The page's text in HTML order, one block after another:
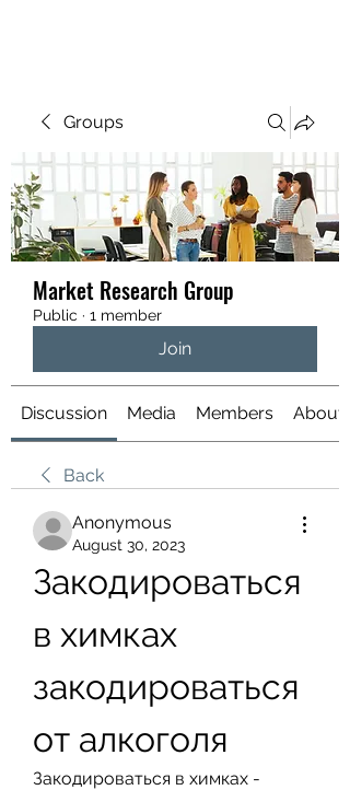
Groups
Market Research Group
Public · 1 member
Join
Discussion Media Members About
Back
Anonymous
August 30, 2023
Закодироваться
в химках
закодироваться
от алкоголя
Закодироваться в химках -